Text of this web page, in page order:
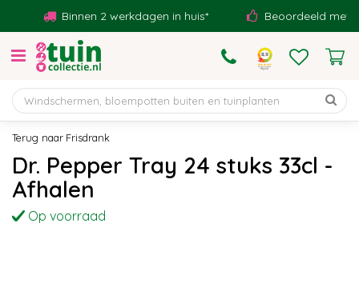
Frisdrank
Binnen 2 werkdagen in huis* Beoordeeld met een
Dr. Pepper Tray 24 stuks 33cl -
Afhalen
Op voorraad